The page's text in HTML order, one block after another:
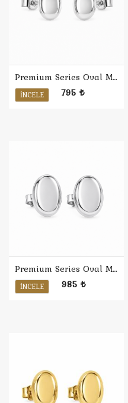
Premium Series Oval Minimal Küpe S / Rodyum
İNCELE 795 ₺
Premium Series Oval Minimal Küpe L / Rodyum
İNCELE 985 ₺